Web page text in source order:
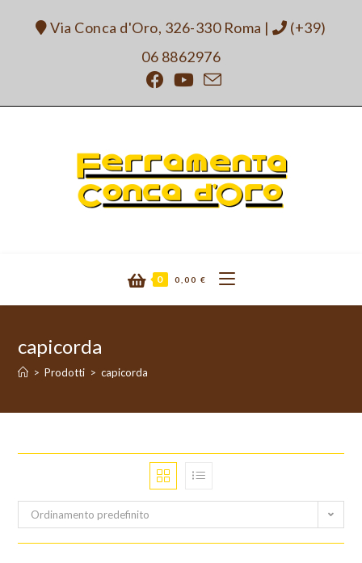
Via Conca d'Oro, 326-330 Roma |
(+39)
06 8862976
0 0,00 €
capicorda
> Prodotti > capicorda
Ordinamento predefinito